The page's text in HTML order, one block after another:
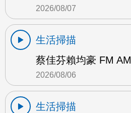
2026/08/07
生活掃描
蔡佳芬賴均豪 FM AM
2026/08/06
生活掃描